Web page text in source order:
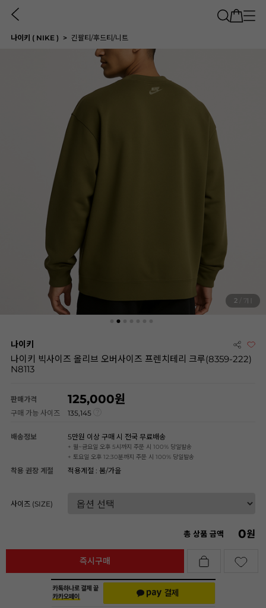
나이키 ( NIKE ) 긴팔티/후드티/니트
2 / 7
나이키
나이키 빅사이즈 올리브 오버사이즈 프렌치테리 크루(8359-222)
N8113
판매가격 125,000
구매 가능 사이즈 135,145
배송정보 5만원 이상 구매 시 전국 무료배송
+ 월~금요일 오후 5시까지 주문 시 100% 당일발송
+ 토요일 오후 12:30분까지 주문 시 100% 당일발송
착용 권장 계절 적용계절 : 봄/가을
사이즈 (SIZE)
총 상품 금액 0원
즉시구매